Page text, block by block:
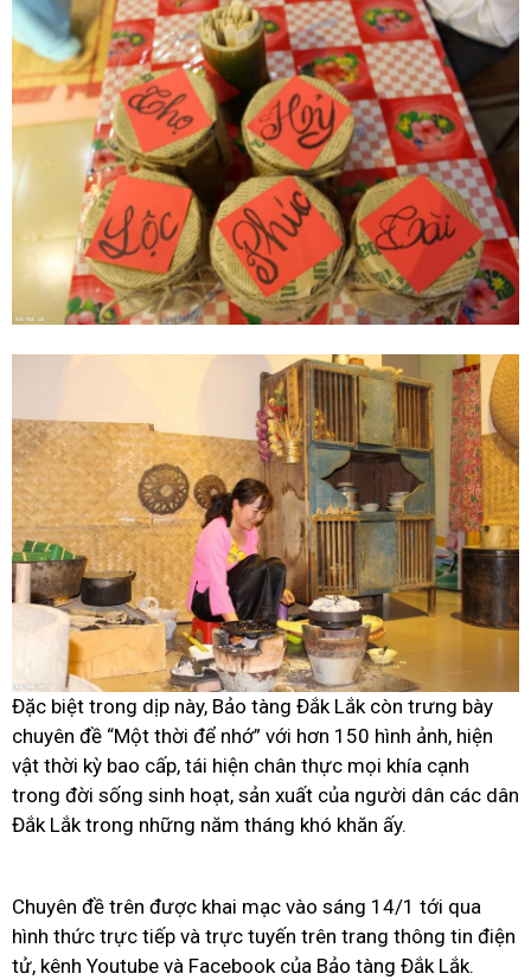
Đặc biệt trong dịp này, Bảo tàng Đắk Lắk còn trưng bày
chuyên đề “Một thời để nhớ” với hơn 150 hình ảnh, hiện
vật thời kỳ bao cấp, tái hiện chân thực mọi khía cạnh
trong đời sống sinh hoạt, sản xuất của người dân các dân
Đắk Lắk trong những năm tháng khó khăn ấy.
Chuyên đề trên được khai mạc vào sáng 14/1 tới qua
hình thức trực tiếp và trực tuyến trên trang thông tin điện
tử, kênh Youtube và Facebook của Bảo tàng Đắk Lắk.